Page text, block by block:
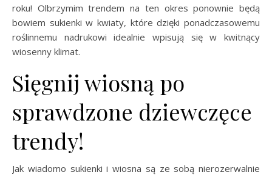
roku! Olbrzymim trendem na ten okres ponownie będą
bowiem sukienki w kwiaty, które dzięki ponadczasowemu
roślinnemu nadrukowi idealnie wpisują się w kwitnący
wiosenny klimat.
Sięgnij wiosną po
sprawdzone dziewczęce
trendy!
Jak wiadomo sukienki i wiosna są ze sobą nierozerwalnie